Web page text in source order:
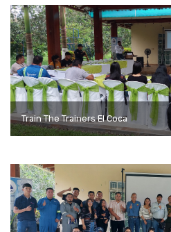
Train The Trainers El Coca